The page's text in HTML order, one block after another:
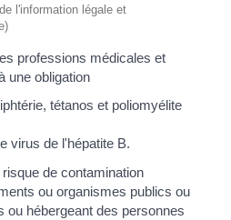
l'information légale et
professions médicales et
une obligation
tétanos et poliomyélite
virus de l'hépatite B.
de contamination
ou organismes publics ou
ou hébergeant des personnes